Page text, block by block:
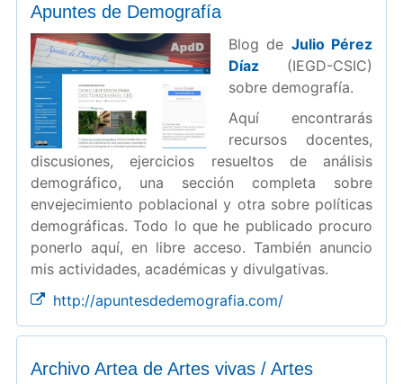
Apuntes de Demografía
Blog de Julio Pérez
Díaz(IEGD-CSIC)
sobre demografía.
Aquí encontrarás
recursos docentes,
discusiones, ejercicios resueltos de análisis
demográfico, una sección completa sobre
envejecimiento poblacional y otra sobre políticas
demográficas. Todo lo que he publicado procuro
ponerlo aquí, en libre acceso. También anuncio
mis actividades, académicas y divulgativas.
http://apuntesdedemografia.com/
Archivo Artea de Artes vivas / Artes